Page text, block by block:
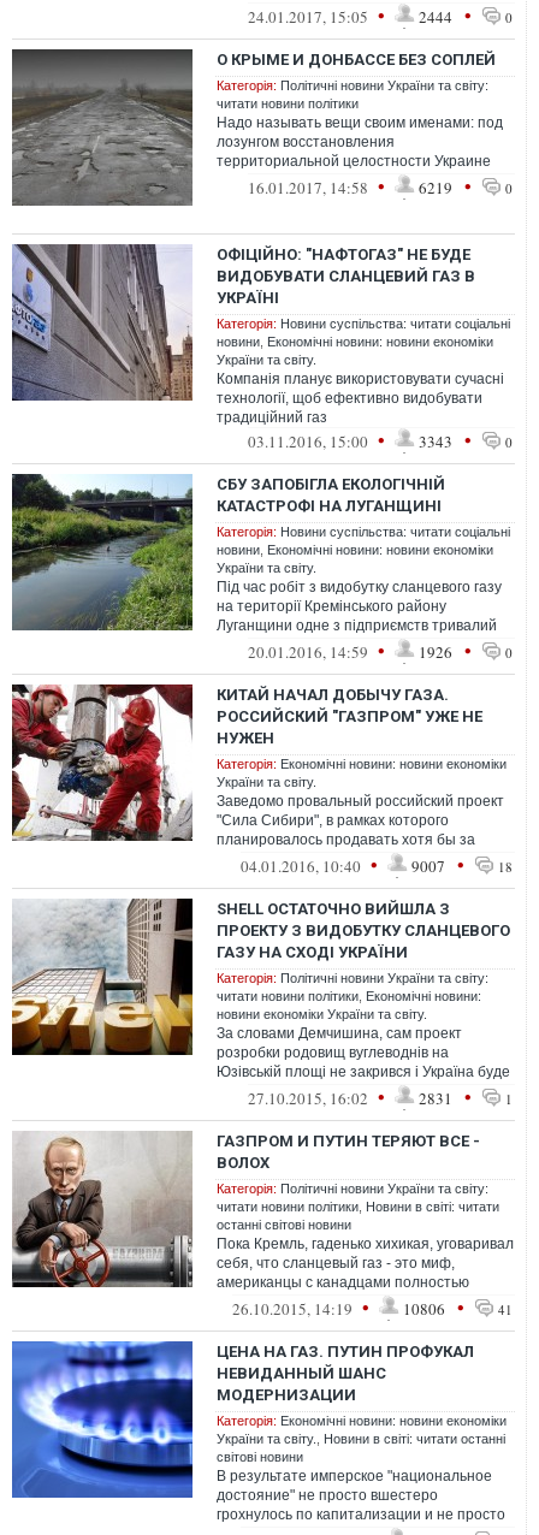
которых увеличилось на 29, до 551, выйдя,
24.01.2017, 15:05 • 2444 • 0
О КРЫМЕ И ДОНБАССЕ БЕЗ СОПЛЕЙ
Категорія: Політичні новини України та світу:
читати новини політики
Надо называть вещи своим именами: под
лозунгом восстановления
территориальной целостности Украине
расчетливо намереваются сделать
смертельную инъекцию...
16.01.2017, 14:58 • 6219 • 0
ОФІЦІЙНО: "НАФТОГАЗ" НЕ БУДЕ
ВИДОБУВАТИ СЛАНЦЕВИЙ ГАЗ В
УКРАЇНІ
Категорія: Новини суспільства: читати соціальні
новини Економічні новини: новини економіки
України та світу.
Компанія планує використовувати сучасні
технології, щоб ефективно видобувати
традиційний газ
03.11.2016, 15:00 • 3343 • 0
СБУ ЗАПОБІГЛА ЕКОЛОГІЧНІЙ
КАТАСТРОФІ НА ЛУГАНЩИНІ
Категорія: Новини суспільства: читати соціальні
новини Економічні новини: новини економіки
України та світу.
Під час робіт з видобутку сланцевого газу
на території Кремінського району
Луганщини одне з підприємств тривалий
час утилізовувало використану воду з ...
20.01.2016, 14:59 • 1926 • 0
КИТАЙ НАЧАЛ ДОБЫЧУ ГАЗА.
РОССИЙСКИЙ "ГАЗПРОМ" УЖЕ НЕ
НУЖЕН
Категорія: Економічні новини: новини економіки
України та світу.
Заведомо провальный российский проект
"Сила Сибири", в рамках которого
планировалось продавать хотя бы за
бесценок природный газ по трубопроводу
04.01.2016, 10:40 • 9007 • 18
SHELL ОСТАТОЧНО ВИЙШЛА З
ПРОЕКТУ З ВИДОБУТКУ СЛАНЦЕВОГО
ГАЗУ НА СХОДІ УКРАЇНИ
Категорія: Політичні новини України та світу:
читати новини політики Економічні новини:
новини економіки України та світу.
За словами Демчишина, сам проект
розробки родовищ вуглеводнів на
Юзівській площі не закрився і Україна буде
шукати нового інвестора
27.10.2015, 16:02 • 2831 • 1
ГАЗПРОМ И ПУТИН ТЕРЯЮТ ВСЕ -
ВОЛОХ
Категорія: Політичні новини України та світу:
читати новини політики Новини в світі: читати
останні світові новини
Пока Кремль, гаденько хихикая, уговаривал
себя, что сланцевый газ - это миф,
американцы с канадцами полностью
смешали карты на ломберном столе, а
26.10.2015, 14:19 • 10806 • 41
ЦЕНА НА ГАЗ. ПУТИН ПРОФУКАЛ
НЕВИДАННЫЙ ШАНС
МОДЕРНИЗАЦИИ
Категорія: Економічні новини: новини економіки
України та світу.
Новини в світі: читати останні
світові новини
В результате имперское "национальное
достояние" не просто вшестеро
грохнулось по капитализации и не просто